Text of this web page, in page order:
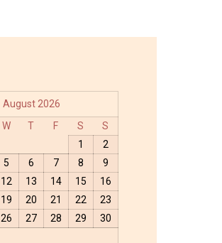
August 2026
W T F S
S
1
2
5 6 7 8
9
12 13 14 15
16
19 20 21 22
23
26 27 28 29
30